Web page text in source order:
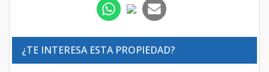
¿TE INTERESA ESTA PROPIEDAD?